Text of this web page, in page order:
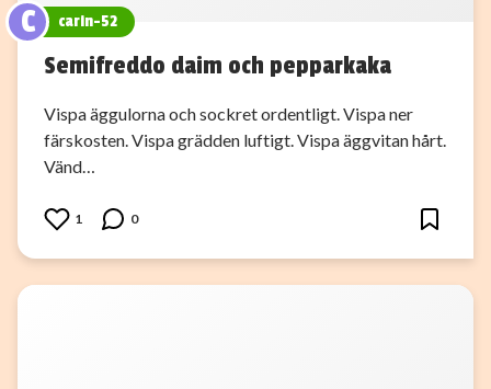
C carin-52
Semifreddo daim och pepparkaka
Vispa äggulorna och sockret ordentligt. Vispa ner
färskosten. Vispa grädden luftigt. Vispa äggvitan hårt.
Vänd…
1 0